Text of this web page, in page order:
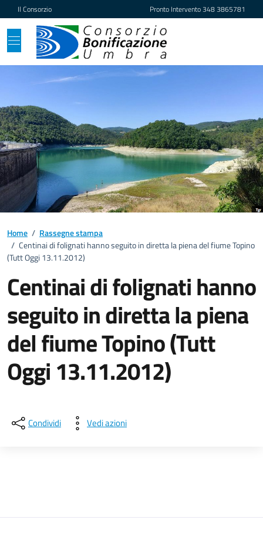
Vai ai contenuti
Vai al footer
Il Consorzio Pronto Intervento348 3865781
Home / Rassegne stampa
/ Centinai di folignati hanno seguito in diretta la piena del fiume Topino
(Tutt Oggi 13.11.2012)
Centinai di folignati hanno
seguito in diretta la piena
del fiume Topino (Tutt
Oggi 13.11.2012)
Condividi Vedi azioni